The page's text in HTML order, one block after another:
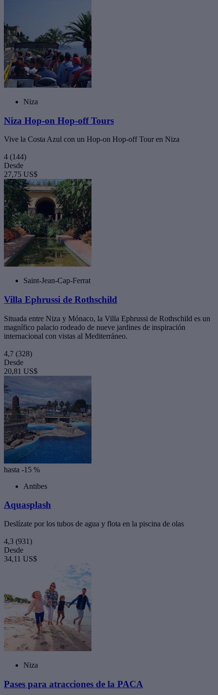
Niza
Niza Hop-on Hop-off Tours
Vive la Costa Azul con un Hop-on Hop-off Tour en Niza
4 (144)
Desde
27,75 US$
Saint-Jean-Cap-Ferrat
Villa Ephrussi de Rothschild
Situada entre Niza y Mónaco, la Villa Ephrussi de Rothschild es un
magnífico palacio rodeado de nueve jardines de inspiración
internacional con vistas al Mediterráneo.
4,7 (328)
Desde
20,81 US$
hasta -15 %
Antibes
Aquasplash
Deslízate por los tubos de agua y flota en la piscina de olas
4,3 (931)
Desde
34,11 US$
Niza
Pases para atracciones de la PACA